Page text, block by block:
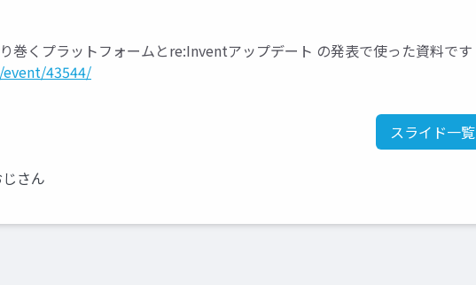
巻くプラットフォームとre:Inventアップデート の発表で使った資料です
43544/
スライド一覧
さん